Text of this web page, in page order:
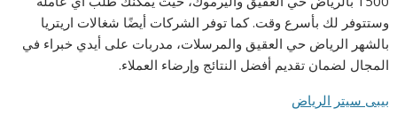
وستتوفر لك بأسرع وقت. كما توفر الشركات أيضًا شغالات اريتريا
بالشهر الرياض حي العقيق والمرسلات، مدربات على أيدي خبراء في
المجال لضمان تقديم أفضل النتائج وإرضاء العملاء.
بيبى سيتر الرياض